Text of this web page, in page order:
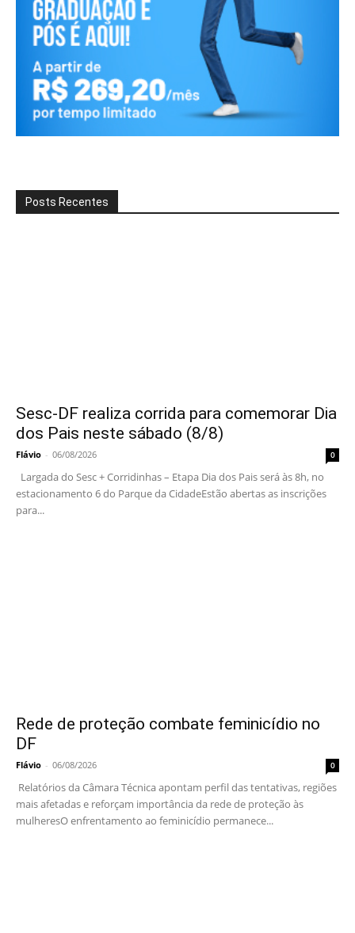
Posts Recentes
Sesc-DF realiza corrida para comemorar Dia
dos Pais neste sábado (8/8)
Flávio - 06/08/2026 0
Largada do Sesc + Corridinhas – Etapa Dia dos Pais será às 8h, no
estacionamento 6 do Parque da CidadeEstão abertas as inscrições
para...
Rede de proteção combate feminicídio no
DF
Flávio - 06/08/2026 0
Relatórios da Câmara Técnica apontam perfil das tentativas, regiões
mais afetadas e reforçam importância da rede de proteção às
mulheresO enfrentamento ao feminicídio permanece...